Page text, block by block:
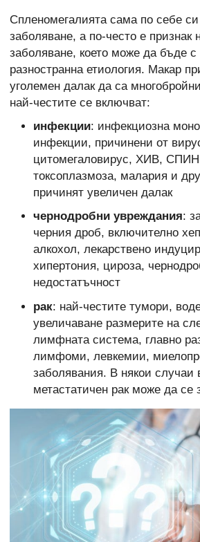
Спленомегалията сама по себе
заболяване, а по-често е
заболяване, което може да бъде
разностранна етиология. Макар
уголемен далак да са
най-честите се включват:
инфекции: инфекциозна
инфекции, причинени от
цитомегаловирус, ХИВ,
токсоплазмоза, малария и
причинят увеличен далак
чернодробни увреждания:
черния дроб, включително
алкохол, лекарствено
хипертония, цироза,
недостатъчност
рак: най-честите тумори,
увеличаване размерите на
лимфната система, главно
лимфоми, левкемии,
заболявания. В някои случаи
метастатичен рак може да се